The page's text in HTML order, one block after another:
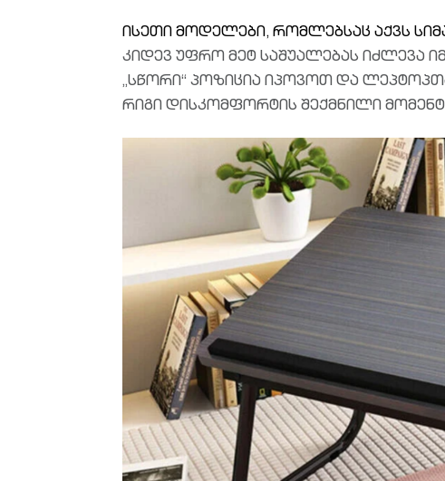
ისეთი მოდელები, რომლებსაც აქვს
კიდევ უფრო მეტ საშუალებას იძლევა
„სწორი“ პოზიცია იპოვოთ და
რიგი დისკომფორტის შექმნილი